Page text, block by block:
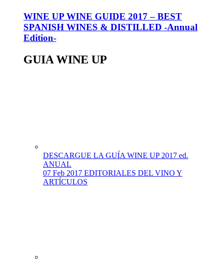
WINE UP WINE GUIDE 2017 – BEST
SPANISH WINES & DISTILLED -Annual
Edition-
GUIA WINE UP
DESCARGUE LA GUÍA WINE UP 2017 ed.
ANUAL
07 Feb 2017 EDITORIALES DEL VINO Y
ARTÍCULOS